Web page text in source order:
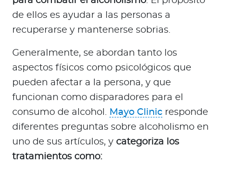
de ellos es ayudar a las personas a
recuperarse y mantenerse sobrias.
Generalmente, se abordan tanto los
aspectos físicos como psicológicos que
pueden afectar a la persona, y que
funcionan como disparadores para el
consumo de alcohol. Mayo Clinic responde
diferentes preguntas sobre alcoholismo en
uno de sus artículos, y categoriza los
tratamientos como: